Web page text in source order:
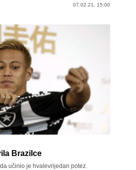
07.02.21. 15:00
Brazilce
učinio je hvalevrijedan potez.